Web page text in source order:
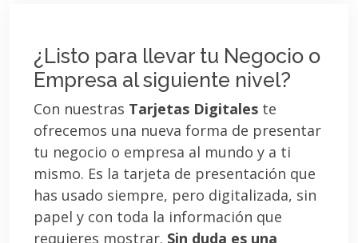
¿Listo para llevar tu Negocio o
Empresa al siguiente nivel?
Con nuestras Tarjetas Digitales te
ofrecemos una nueva forma de presentar
tu negocio o empresa al mundo y a ti
mismo. Es la tarjeta de presentación que
has usado siempre, pero digitalizada, sin
papel y con toda la información que
requieres mostrar. Sin duda es una